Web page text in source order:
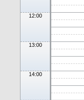
12:00
13:00
14:00